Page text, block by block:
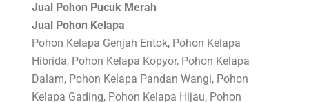
Jual Pohon Pucuk Merah
Jual Pohon Kelapa
Pohon Kelapa Genjah Entok, Pohon Kelapa
Hibrida, Pohon Kelapa Kopyor, Pohon Kelapa
Dalam, Pohon Kelapa Pandan Wangi, Pohon
Kelapa Gading, Pohon Kelapa Hijau, Pohon